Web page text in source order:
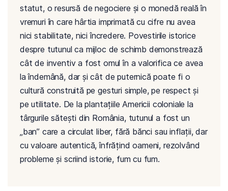
statut, o resursă de negociere și o monedă reală în
vremuri în care hârtia imprimată cu cifre nu avea
nici stabilitate, nici încredere. Povestirile istorice
despre tutunul ca mijloc de schimb demonstrează
cât de inventiv a fost omul în a valorifica ce avea
la îndemână, dar și cât de puternică poate fi o
cultură construită pe gesturi simple, pe respect și
pe utilitate. De la plantațiile Americii coloniale la
târgurile sătești din România, tutunul a fost un
„ban” care a circulat liber, fără bănci sau inflații, dar
cu valoare autentică, înfrățind oameni, rezolvând
probleme și scriind istorie, fum cu fum.